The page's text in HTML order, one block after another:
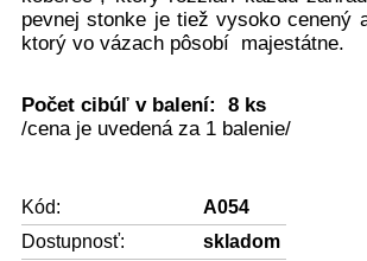
pevnej stonke je tiež vysoko cenený
ktorý vo vázach pôsobí majestátne.
Počet cibúľ v balení: 8 ks
/cena je uvedená za 1 balenie/
Kód:
A054
Dostupnosť:
skladom